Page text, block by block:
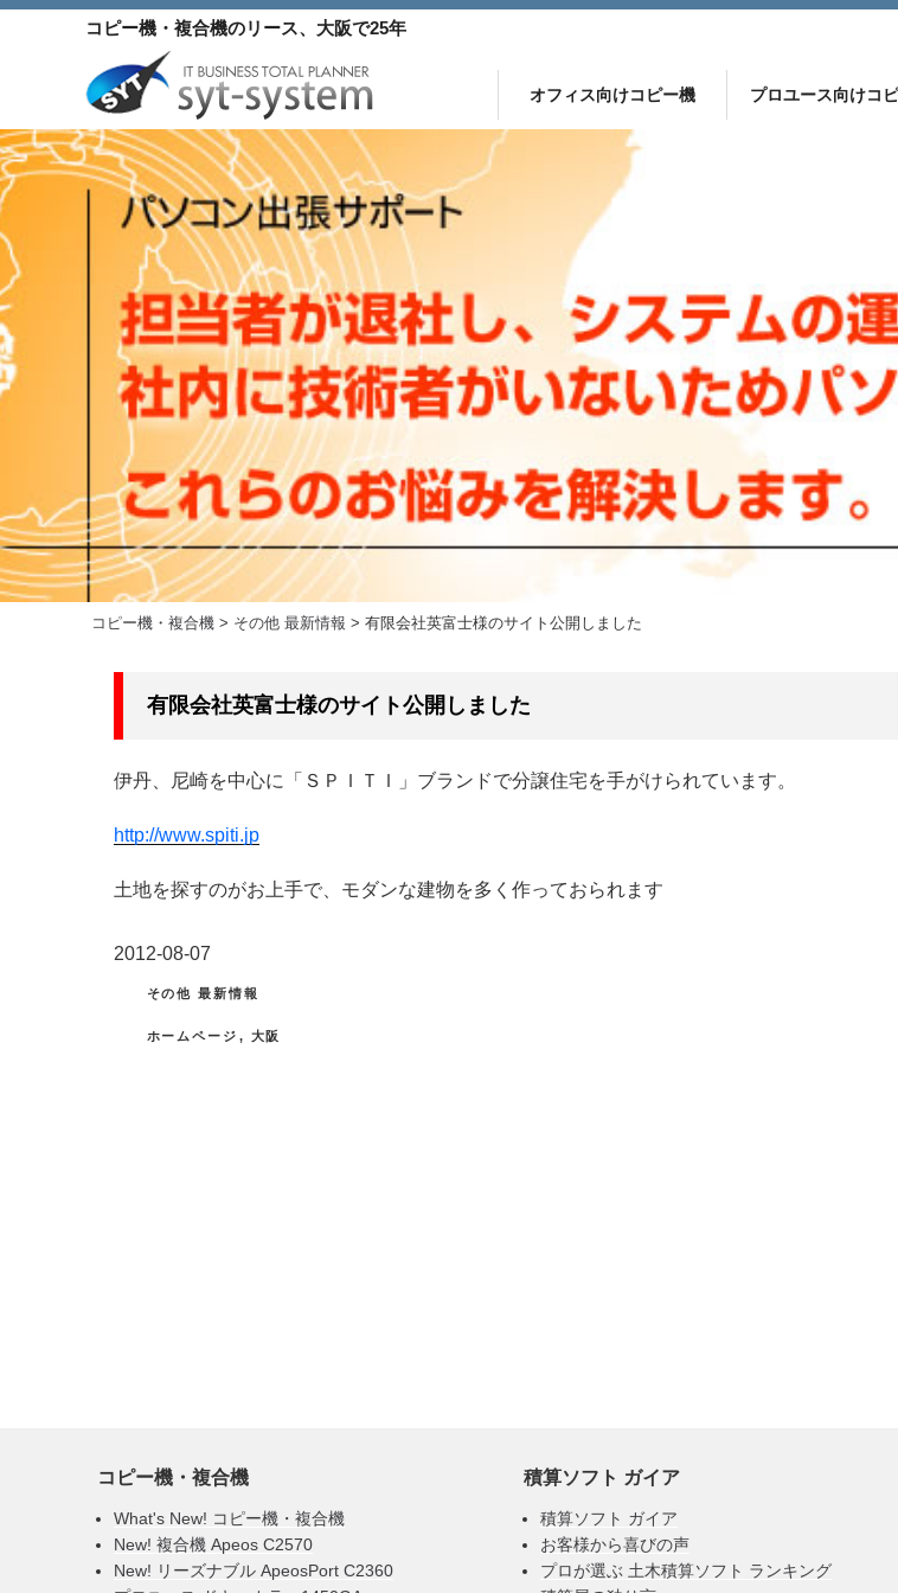
コ
ツ
へ
ス
キ
ッ
プ
コピー機・複合機のリース、大阪で25年
オフィス向けコピー機 プロユース向けコ
コピー機・複合機 > その他 最新情報 > 有限会社英富士様のサイト公開しました
有限会社英富士様のサイト公開しました
伊丹、尼崎を中心に「ＳＰＩＴＩ」ブランドで分譲住宅を手がけられています。
http://www.spiti.jp
土地を探すのがお上手で、モダンな建物を多く作っておられます
投
2012-08-07
カ
ゴ
その他 最新情報
タ
ホームページ , 大阪
コピー機・複合機
What's New! コピー機・複合機
New! 複合機 Apeos C2570
New! リーズナブル ApeosPort C2360
積算ソフト ガイア
積算ソフト ガイア
お客様から喜びの声
プロが選ぶ 土木積算ソフト ランキング